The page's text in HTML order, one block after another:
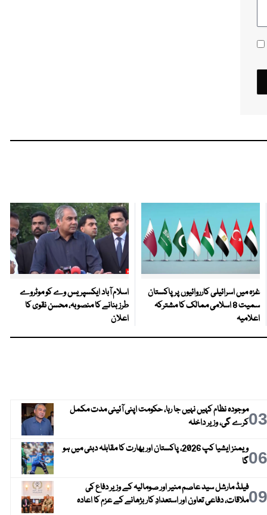
غزہ میں اسرائیلی کارروائیوں پر پاکستان
سمیت 8 اسلامی ممالک کا مشترکہ
اعلامیہ
اسلام آباد ایکسپریس وے کو موٹروے
طرز بنانے کا منصوبہ، محسن نقوی کا
اعلان
03موجودہ نظام کہیں نہیں جا رہا، حکومت اپنی آئینی مدت مکمل
کرے گی، وزیر داخلہ
06
ویمنز ایشیا کپ 2026، پاکستان اور بھارت کا مقابلہ دبئی میں ہو
گا
09فیلڈ مارشل سید عاصم منیر اور صومالیہ کے وزیر دفاع کی
ملاقات، دفاعی تعاون اور استعدادِ کار بڑھانے کے عزم کا اعادہ